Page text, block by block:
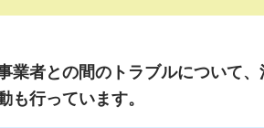
者との間のトラブルについて
も行っています。